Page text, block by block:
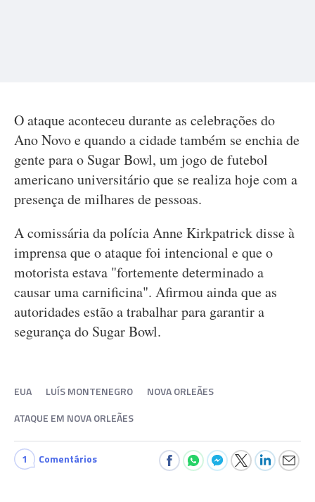
O ataque aconteceu durante as celebrações do
Ano Novo e quando a cidade também se enchia de
gente para o Sugar Bowl, um jogo de futebol
americano universitário que se realiza hoje com a
presença de milhares de pessoas.
A comissária da polícia Anne Kirkpatrick disse à
imprensa que o ataque foi intencional e que o
motorista estava "fortemente determinado a
causar uma carnificina". Afirmou ainda que as
autoridades estão a trabalhar para garantir a
segurança do Sugar Bowl.
EUA LUÍS MONTENEGRO
NOVA ORLEÃES
ATAQUE EM NOVA ORLEÃES
1 Comentários